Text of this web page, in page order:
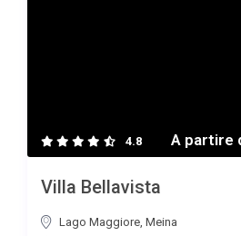
A partire
4.8
Villa Bellavista
Lago Maggiore, Meina